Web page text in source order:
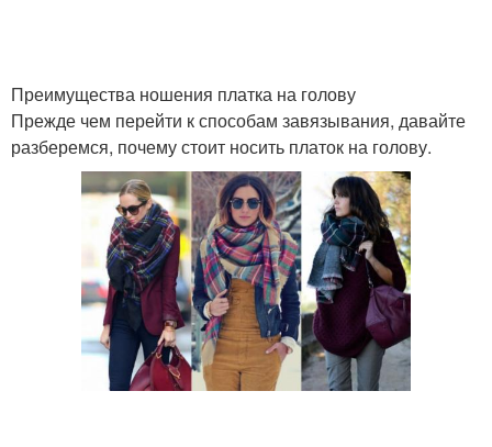
Преимущества ношения платка на голову
Прежде чем перейти к способам завязывания, давайте
разберемся, почему стоит носить платок на голову.